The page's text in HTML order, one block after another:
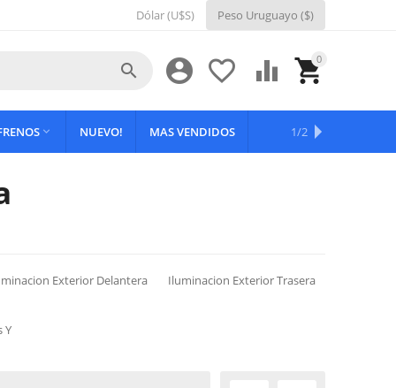
Dólar (U$S) Peso Uruguayo ($)
0

 


 NUEVO! MAS VENDIDOS OFERTAS
1/2
Exterior Delantera Iluminacion Exterior Trasera
Y